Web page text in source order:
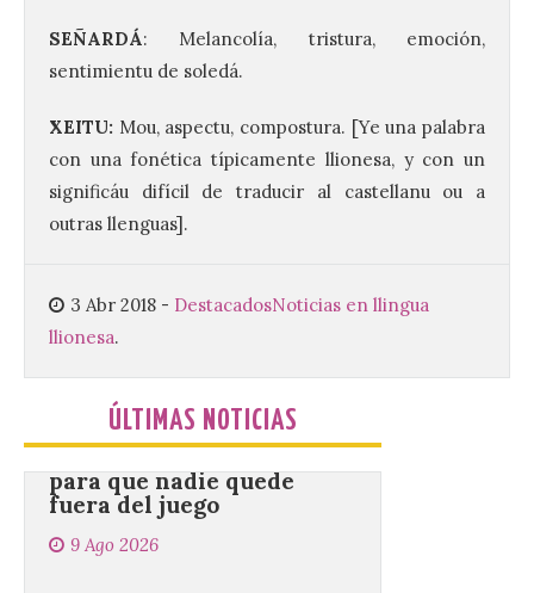
SEÑARDÁ: Melancolía, tristura, emoción,
sentimientu de soledá.
XEITU: Mou, aspectu, compostura. [Ye una palabra
con una fonética típicamente llionesa, y con un
significáu difícil de traducir al castellanu ou a
outras llenguas].
3 Abr 2018 - DestacadosNoticias en llingua
llionesa.
ÚLTIMAS NOTICIAS
9 Ago 2026
El objetivo es que las
personas después de
hacer una cima acudan a
un comercio local para
que le selle el pasaporte,
de este modo también se colabora con el
nuevo deporte creado en
la Universidad de León
para que nadie quede
fuera del juego
9 Ago 2026